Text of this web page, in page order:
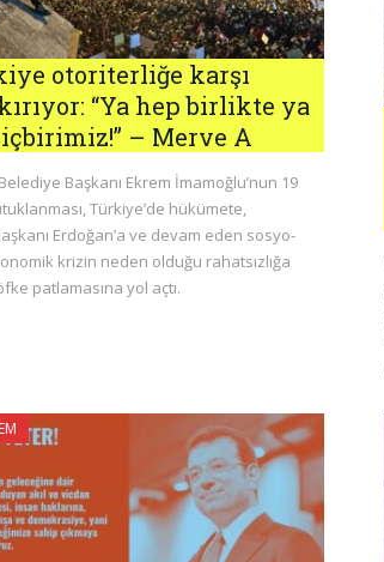
otoriterliğe karşı
“Ya hep birlikte ya
– Merve A
Başkanı Ekrem İmamoğlu’nun 19
Türkiye’de hükümete,
Erdoğan’a ve devam eden sosyo-
krizin neden olduğu rahatsızlığa
patlamasına yol açtı.